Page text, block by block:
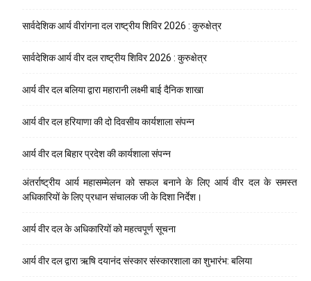
सार्वदेशिक आर्य वीरांगना दल राष्ट्रीय शिविर 2026 : कुरुक्षेत्र
सार्वदेशिक आर्य वीर दल राष्ट्रीय शिविर 2026 : कुरुक्षेत्र
आर्य वीर दल बलिया द्वारा महारानी लक्ष्मी बाई दैनिक शाखा
आर्य वीर दल हरियाणा की दो दिवसीय कार्यशाला संपन्न
आर्य वीर दल बिहार प्रदेश की कार्यशाला संपन्न
अंतर्राष्ट्रीय आर्य महासम्मेलन को सफल बनाने के लिए आर्य वीर दल के समस्त
अधिकारियों के लिए प्रधान संचालक जी के दिशा निर्देश।
आर्य वीर दल के अधिकारियों को महत्वपूर्ण सूचना
आर्य वीर दल द्वारा ऋषि दयानंद संस्कार संस्कारशाला का शुभारंभ: बलिया